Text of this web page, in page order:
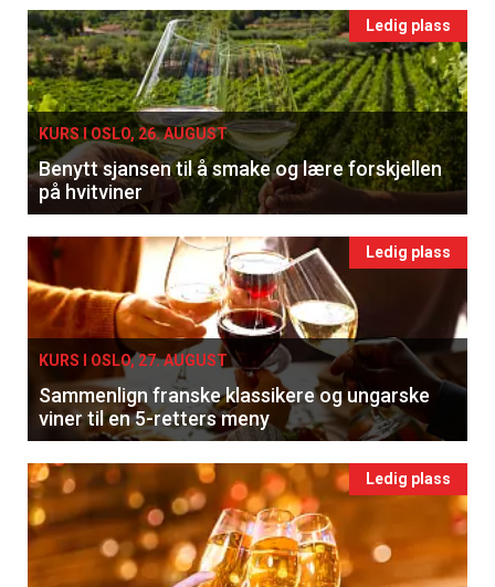
Ledig plass
KURS I OSLO, 26. AUGUST
Benytt sjansen til å smake og lære forskjellen
på hvitviner
Ledig plass
KURS I OSLO, 27. AUGUST
Sammenlign franske klassikere og ungarske
viner til en 5-retters meny
Ledig plass